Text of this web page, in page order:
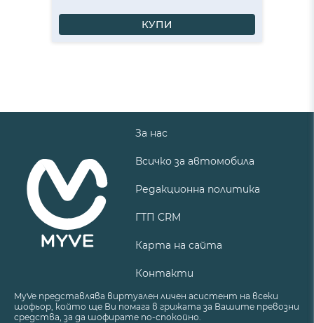
КУПИ
За нас
Всичко за автомобила
Редакционна политика
ГТП CRM
Карта на сайта
Контакти
MyVe представлява виртуален личен асистент на всеки
шофьор, който ще Ви помага в грижата за Вашите превозни
средства, за да шофирате по-спокойно.